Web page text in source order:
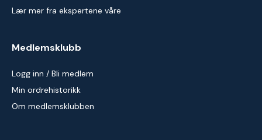
Lær mer fra ekspertene våre
Medlemsklubb
Logg inn / Bli medlem
Min ordrehistorikk
Om medlemsklubben